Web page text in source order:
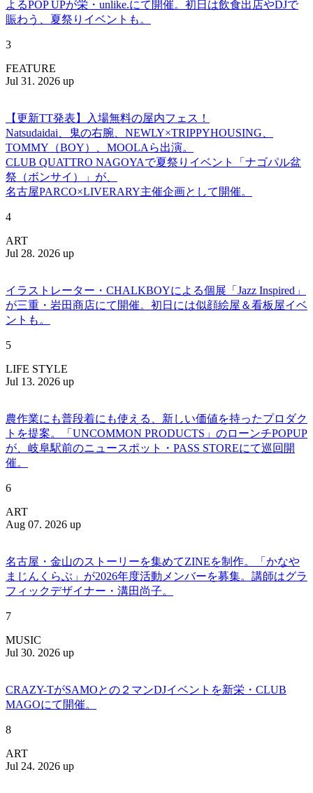
よるPOP UPが栄・unlike.にて開催。初日は飲食出店やDJで
賑わう、夏祭りイベントも。
3
FEATURE
Jul 31. 2026 up
【更新TT発表】入場無料の屋内フェス！
Natsudaidai、鬼の右腕、NEWLY×TRIPPYHOUSING、
TOMMY（BOY）、MOOLAら出演。
CLUB QUATTRO NAGOYAで夏祭りイベント「ナゴパル盆
祭（ボンサイ）」が、
名古屋PARCO×LIVERARY主催企画として開催。
4
ART
Jul 28. 2026 up
イラストレーター・CHALKBOYによる個展「Jazz Inspired」
が三重・岩田商店にて開催。初日には似顔絵屋＆看板屋イベ
ントも。
5
LIFE STYLE
Jul 13. 2026 up
農作業にも普段着にも使える、新しい価値を持ったプロダク
トを提案。「UNCOMMON PRODUCTS」のローンチPOPUP
が、岐阜駅前のニュースポット・PASS STOREにて巡回開
催。
6
ART
Aug 07. 2026 up
名古屋・金山のストーリーを集めてZINEを制作。「かなや
まじんくらぶ」が2026年度活動メンバーを募集。講師はグラ
フィックデザイナー・溝田尚子。
7
MUSIC
Jul 30. 2026 up
CRAZY-TがSAMOとの２マンDJイベントを新栄・CLUB
MAGOにて開催。
8
ART
Jul 24. 2026 up